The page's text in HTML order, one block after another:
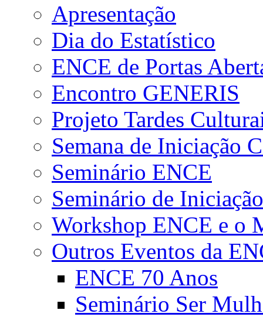
Apresentação
Dia do Estatístico
ENCE de Portas
Encontro GENERIS
Projeto Tardes
Semana de Iniciação
Seminário ENCE
Seminário de
Workshop ENCE e o
Outros Eventos da
ENCE 70 Anos
Seminário Ser